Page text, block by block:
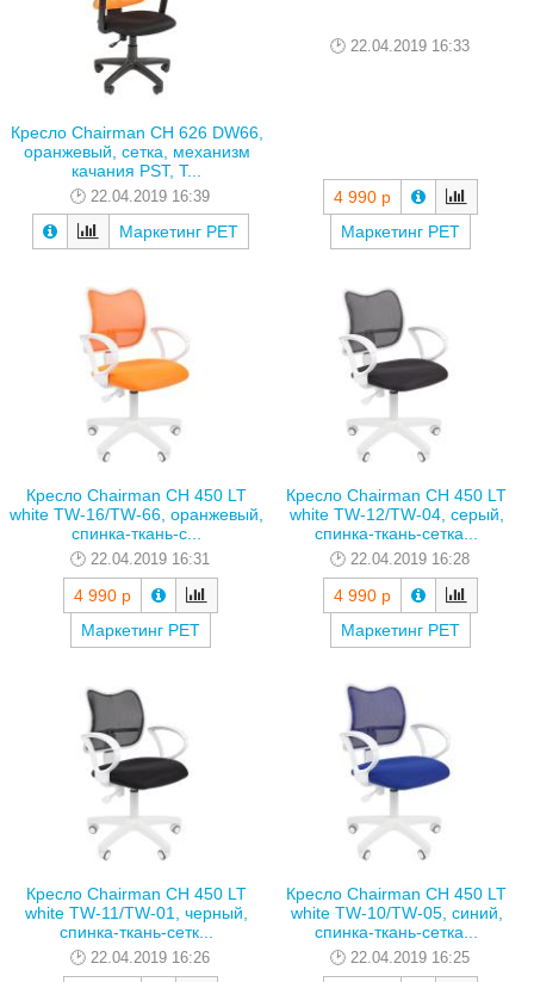
Кресло Chairman CH 626 DW66,
оранжевый, сетка, механизм
качания PST, Т...
22.04.2019 16:39
Маркетинг РЕТ
22.04.2019 16:33
4 990 р
Маркетинг РЕТ
Кресло Chairman CH 450 LT
white TW-16/TW-66, оранжевый,
спинка-ткань-с...
22.04.2019 16:31
4 990 р
Маркетинг РЕТ
Кресло Chairman CH 450 LT
white TW-12/TW-04, серый,
спинка-ткань-сетка...
22.04.2019 16:28
4 990 р
Маркетинг РЕТ
Кресло Chairman CH 450 LT
white TW-11/TW-01, черный,
спинка-ткань-сетк...
22.04.2019 16:26
Кресло Chairman CH 450 LT
white TW-10/TW-05, синий,
спинка-ткань-сетка...
22.04.2019 16:25